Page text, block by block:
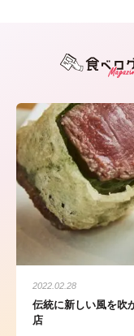
2022.02.28
伝統に新しい風を吹
店